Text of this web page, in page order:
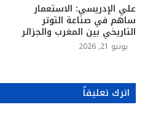
علي الإدريسي: الاستعمار
ساهم في صناعة التوتر
التاريخي بين المغرب والجزائر
يونيو 21, 2026
اترك تعليقاً